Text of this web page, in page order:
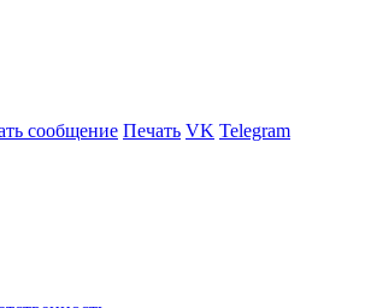
сообщение Печать VK Telegram